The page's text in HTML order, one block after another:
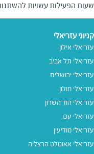
במוצ"ש ובמוצאי החג.